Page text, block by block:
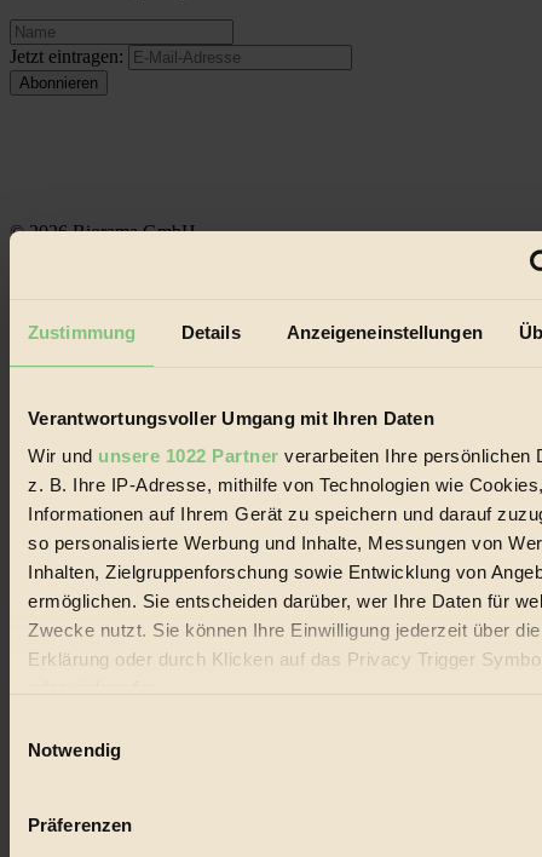
Zustimmung Details Anzeigeneinstellungen
Verantwortungsvoller Umgang mit Ihren Daten
Wir und unsere 1022 Partner verarbeiten Ihre persönlichen
z. B. Ihre IP-Adresse, mithilfe von Technologien wie
Informationen auf Ihrem Gerät zu speichern und darauf
so personalisierte Werbung und Inhalte, Messungen von
Inhalten, Zielgruppenforschung sowie Entwicklung von
ermöglichen. Sie entscheiden darüber, wer Ihre Daten für
Zwecke nutzt. Sie können Ihre Einwilligung jederzeit über
Erklärung oder durch Klicken auf das Privacy Trigger
Wenn Sie es erlauben, würden wir auch gerne:
Ihr Gerät durch aktives Scannen nach bestimmten
Notwendig
Präferenzen
Jetzt eintragen:
© 2026 Biorama GmbH
Datenschutz
Handels mit Bioprodukten, des Fair-Trade sowie der Branche
alternativer Energien.
Social Media
22.601 Fans auf Facebook
Folge uns auf Instagram
Themen
Bio
#
Vegan